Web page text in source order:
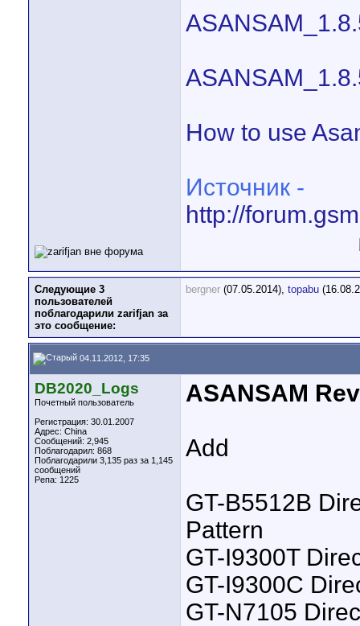
How to use
Источник -
http://
Следующие 3
пользователей
поблагодарили zarifjan за
это сообщение:
bergner (07.05.2014), topabu
04.11.2012, 17:35
DB2020_Logs
Почетный пользователь
Регистрация: 30.01.2007
Адрес: China
Сообщений: 2,945
Поблагодарил: 868
Поблагодарили 3,135 раз за 1,145
сообщений
Репа: 1225
ASANSAM
Add
GT-B5512B
Pattern
GT-I9300T
GT-I9300C
GT-N7105